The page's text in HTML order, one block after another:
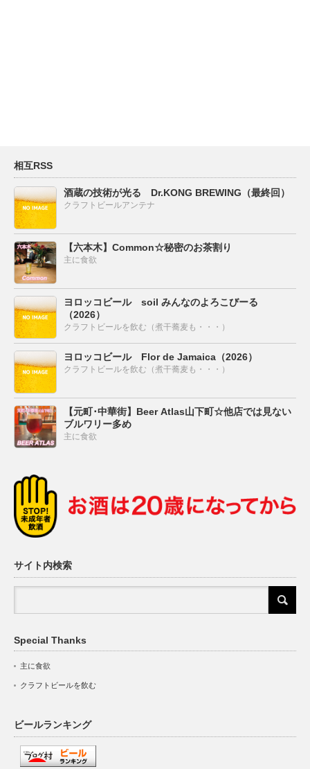
相互RSS
酒蔵の技術が光る Dr.KONG BREWING（最終回）
クラフトビールアンテナ
【六本木】Common☆秘密のお茶割り
主に食欲
ヨロッコビール soil みんなのよろこびーる
（2026）
クラフトビールを飲む（煮干蕎麦も・・・）
ヨロッコビール Flor de Jamaica（2026）
クラフトビールを飲む（煮干蕎麦も・・・）
【元町･中華街】Beer Atlas山下町☆他店では見ない
ブルワリー多め
主に食欲
サイト内検索
Special Thanks
主に食欲
クラフトビールを飲む
ビールランキング